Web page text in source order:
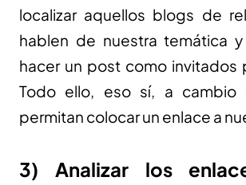
localizar aquellos blogs de
hablen de nuestra temática
hacer un post como invitados
Todo ello, eso sí, a
permitan colocar un enlace a
3) Analizar los